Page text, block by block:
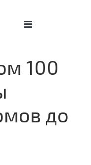
100
до